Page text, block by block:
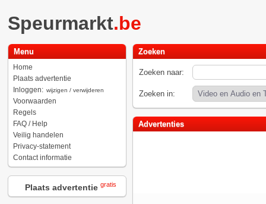
Speurmarkt.be
Menu
Home
Plaats advertentie
Inloggen: wijzigen / verwijderen
Voorwaarden
Regels
FAQ / Help
Veilig handelen
Privacy-statement
Contact informatie
Plaats advertentie gratis
Zoeken
Zoeken naar:
Zoeken in:
Advertenties